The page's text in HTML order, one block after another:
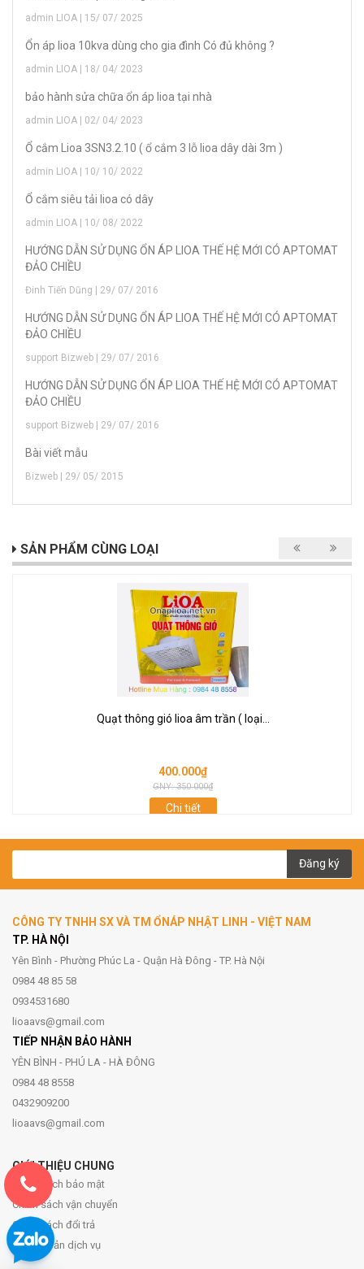
admin LIOA | 15/ 07/ 2025
Ổn áp lioa 10kva dùng cho gia đình Có đủ không ?
admin LIOA | 18/ 04/ 2023
bảo hành sửa chữa ổn áp lioa tại nhà
admin LIOA | 02/ 04/ 2023
Ổ cắm Lioa 3SN3.2.10 ( ổ cắm 3 lỗ lioa dây dài 3m )
admin LIOA | 10/ 10/ 2022
Ổ cắm siêu tải lioa có dây
admin LIOA | 10/ 08/ 2022
HƯỚNG DẪN SỬ DỤNG ỔN ÁP LIOA THẾ HỆ MỚI CÓ APTOMAT
ĐẢO CHIỀU
Đinh Tiến Dũng | 29/ 07/ 2016
HƯỚNG DẪN SỬ DỤNG ỔN ÁP LIOA THẾ HỆ MỚI CÓ APTOMAT
ĐẢO CHIỀU
support Bizweb | 29/ 07/ 2016
HƯỚNG DẪN SỬ DỤNG ỔN ÁP LIOA THẾ HỆ MỚI CÓ APTOMAT
ĐẢO CHIỀU
support Bizweb | 29/ 07/ 2016
Bài viết mẫu
Bizweb | 29/ 05/ 2015
SẢN PHẨM CÙNG LOẠI
Quạt thông gió lioa âm trần ( loại...
400.000₫
GNY: 350.000₫
Chi tiết
Đăng ký
CÔNG TY TNHH SX VÀ TM ỔNÁP NHẬT LINH - VIỆT NAM
TP. HÀ NỘI
Yên Bình - Phường Phúc La - Quận Hà Đông - TP. Hà Nội
0984 48 85 58
0934531680
lioaavs@gmail.com
TIẾP NHẬN BẢO HÀNH
YÊN BÌNH - PHÚ LA - HÀ ĐÔNG
0984 48 8558
0432909200
lioaavs@gmail.com
GIỚI THIỆU CHUNG
Chính sách bảo mật
Chính sách vận chuyển
Chính sách đổi trả
Điều khoản dịch vụ